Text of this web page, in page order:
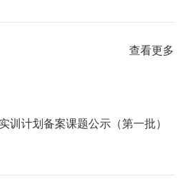
查看更多
训计划备案课题公示（第一批）